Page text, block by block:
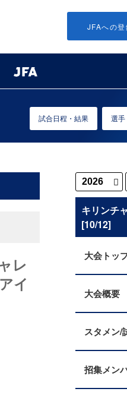
JFAへの登
試合日程・結果 選手
レ
イ
キリンチ
[10/12]
大会トッ
大会概要
スタメン/
招集メン